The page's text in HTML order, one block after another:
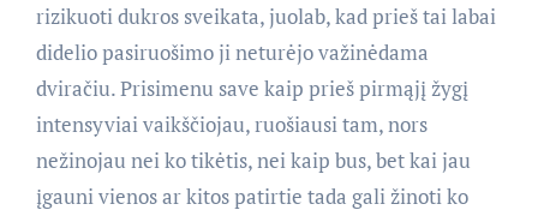
rizikuoti dukros sveikata, juolab, kad prieš tai labai
didelio pasiruošimo ji neturėjo važinėdama
dviračiu. Prisimenu save kaip prieš pirmąjį žygį
intensyviai vaikščiojau, ruošiausi tam, nors
nežinojau nei ko tikėtis, nei kaip bus, bet kai jau
įgauni vienos ar kitos patirtie tada gali žinoti ko